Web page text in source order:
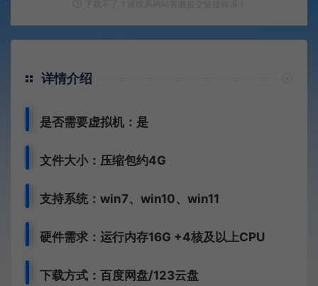
详情介绍
是否需要虚拟机：是
文件大小：压缩包约4G
支持系统：win7、win10、win11
硬件需求：运行内存16G +4核及以上CPU
下载方式： 百度网盘/123云盘